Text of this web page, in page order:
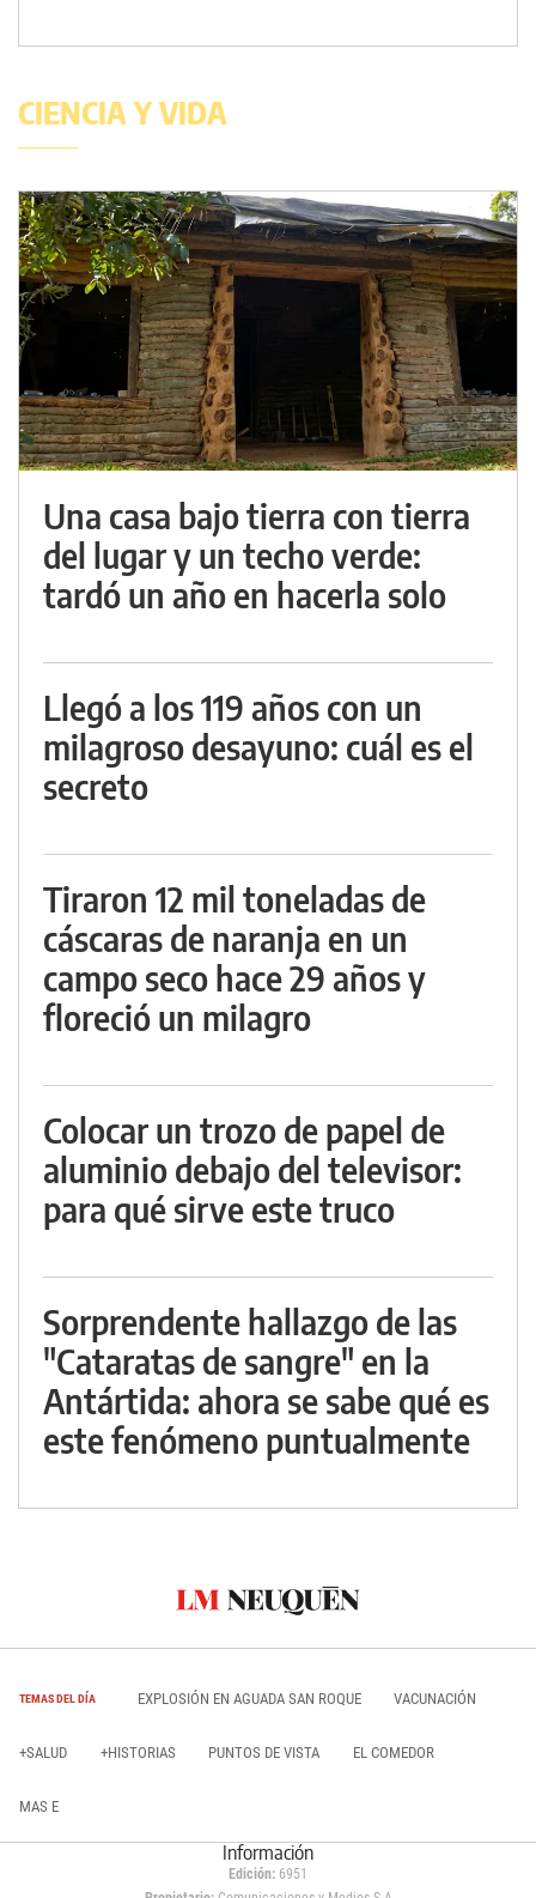
CIENCIA Y VIDA
Una casa bajo tierra con tierra
del lugar y un techo verde:
tardó un año en hacerla solo
Llegó a los 119 años con un
milagroso desayuno: cuál es el
secreto
Tiraron 12 mil toneladas de
cáscaras de naranja en un
campo seco hace 29 años y
floreció un milagro
Colocar un trozo de papel de
aluminio debajo del televisor:
para qué sirve este truco
Sorprendente hallazgo de las
"Cataratas de sangre" en la
Antártida: ahora se sabe qué es
este fenómeno puntualmente
TEMAS DEL DÍA EXPLOSIÓN EN AGUADA SAN ROQUE VACUNACIÓN
+SALUD +HISTORIAS PUNTOS DE VISTA EL COMEDOR
MAS E
Información
Edición: 6951